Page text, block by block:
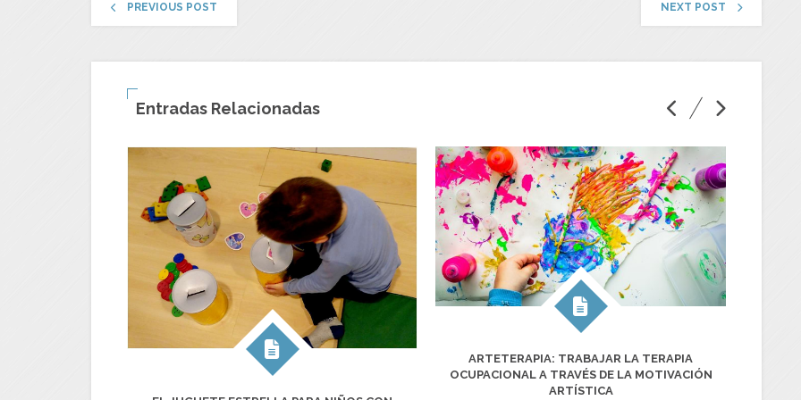
PREVIOUS POST NEXT POST
Entradas Relacionadas
ARTETERAPIA: TRABAJAR LA TERAPIA
OCUPACIONAL A TRAVÉS DE LA MOTIVACIÓN
ARTÍSTICA